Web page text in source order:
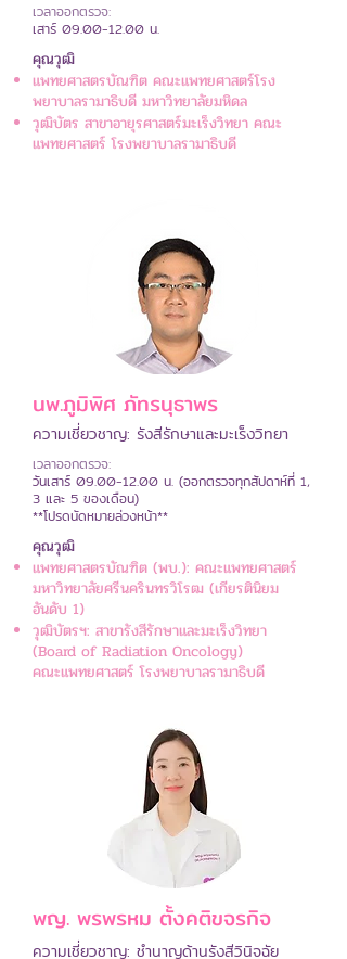
เวลาออกตรวจ:
เสาร์ 09.00-12.00 น.
คุณวุฒิ
แพทยศาสตรบัณฑิต คณะแพทยศาสตร์โรง
พยาบาลรามาธิบดี มหาวิทยาลัยมหิดล
วุฒิบัตร สาขาอายุรศาสตร์มะเร็งวิทยา คณะ
แพทยศาสตร์ โรงพยาบาลรามาธิบดี
นพ.ภูมิพิศ ภัทรนุธาพร
ความเชี่ยวชาญ: รังสีรักษาและมะเร็งวิทยา
เวลาออกตรวจ:
วันเสาร์ 09.00-12.00 น. (ออกตรวจทุกสัปดาห์ที่ 1,
3 และ 5 ของเดือน)
**โปรดนัดหมายล่วงหน้า**
คุณวุฒิ
แพทยศาสตรบัณฑิต (พบ.): คณะแพทยศาสตร์
มหาวิทยาลัยศรีนครินทรวิโรฒ (เกียรตินิยม
อันดับ 1)
วุฒิบัตรฯ: สาขารังสีรักษาและมะเร็งวิทยา
(Board of Radiation Oncology)
คณะแพทยศาสตร์ โรงพยาบาลรามาธิบดี
พญ. พรพรหม ตั้งคติขจรกิจ
ความเชี่ยวชาญ: ชำนาญด้านรังสีวินิจฉัย